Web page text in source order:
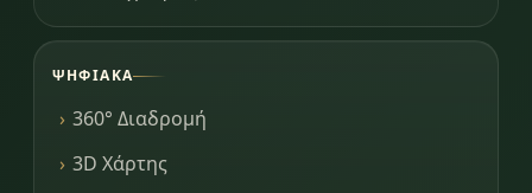
ΨΗΦΙΑΚΆ
360° Διαδρομή
3D Χάρτης